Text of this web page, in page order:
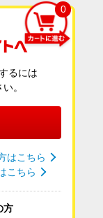
0
るには
。
はこちら
こちら
方